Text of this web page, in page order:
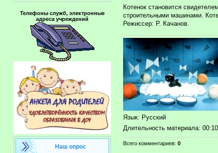
Телефоны служб, электронные
адреса учреждений
Наш опрос
Котенок становится
строительными машинами.
Режиссер: Р. Качанов.
Язык: Русский
Длительность материала:
Всего комментариев: 0